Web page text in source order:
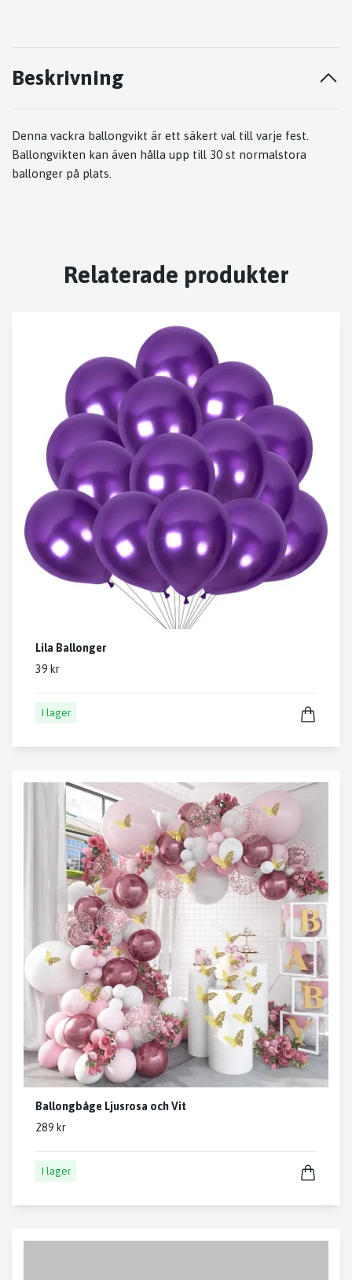
Beskrivning
Denna vackra ballongvikt är ett säkert val till varje fest.
Ballongvikten kan även hålla upp till 30 st normalstora
ballonger på plats.
Relaterade produkter
Lila Ballonger
39 kr
I lager
Ballongbåge Ljusrosa och Vit
289 kr
I lager